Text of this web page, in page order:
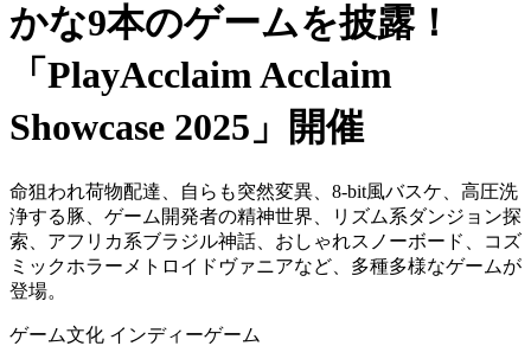
かな9本のゲームを披露！
「PlayAcclaim Acclaim
Showcase 2025」開催
命狙われ荷物配達、自らも突然変異、8-bit風バスケ、高圧洗
浄する豚、ゲーム開発者の精神世界、リズム系ダンジョン探
索、アフリカ系ブラジル神話、おしゃれスノーボード、コズ
ミックホラーメトロイドヴァニアなど、多種多様なゲームが
登場。
ゲーム文化 インディーゲーム